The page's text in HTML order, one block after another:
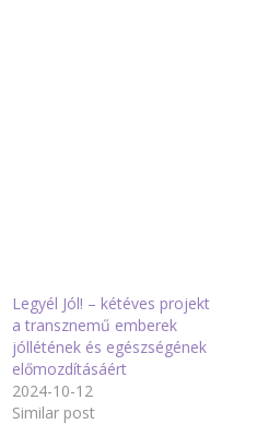
Legyél Jól! – kétéves projekt
a transznemű emberek
jóllétének és egészségének
előmozdításáért
2024-10-12
Similar post